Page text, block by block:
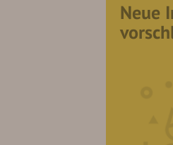
Neue